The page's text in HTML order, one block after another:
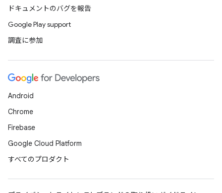
ドキュメントのバグを報告
Google Play support
調査に参加
Android
Chrome
Firebase
Google Cloud Platform
すべてのプロダクト